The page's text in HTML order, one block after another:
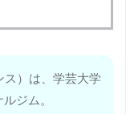
ス）は、学芸大学
ジム。